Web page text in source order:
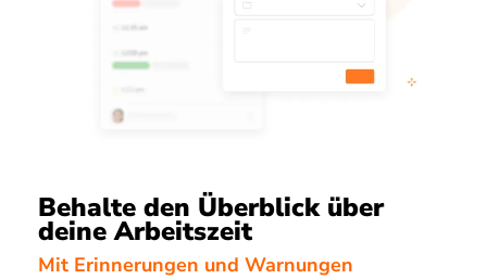
Behalte den Überblick über
deine Arbeitszeit
Mit Erinnerungen und Warnungen